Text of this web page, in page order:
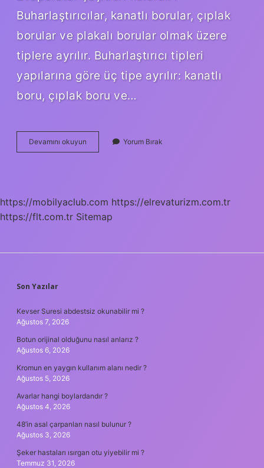
Buharlaştırıcılar, kanatlı borular, çıplak
borular ve plakalı borular olmak üzere
tiplere ayrılır. Buharlaştırıcı tipleri
yapılarına göre üç tipe ayrılır: kanatlı
boru, çıplak boru ve…
Devamını okuyun Evaporatör
Seçimi
Yorum Bırak
https://mobilyaclub.com https://elrevaturizm.com.tr
https://flt.com.tr Sitemap
SIDEBAR
Son Yazılar
Kevser Suresi abdestsiz okunabilir mi ?
Ağustos 7, 2026
Botun orijinal olduğunu nasıl anlarız ?
Ağustos 6, 2026
Kromun en yaygın kullanım alanı nedir ?
Ağustos 5, 2026
Avarlar hangi boylardandır ?
Ağustos 4, 2026
48’in asal çarpanları nasıl bulunur ?
Ağustos 3, 2026
Şeker hastaları ısırgan otu yiyebilir mi ?
Temmuz 31, 2026